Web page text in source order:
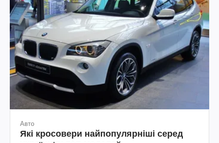
Авто
Які кросовери найпопулярніші серед